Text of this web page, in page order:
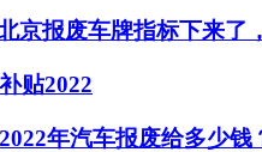
京报废车牌指标下来了
贴2022
年汽车报废给多少钱